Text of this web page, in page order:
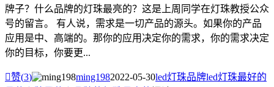
牌子？什么品牌的灯珠最亮的？这是上周同学在灯珠教授公众
号的留言。 有人说，需求是一切产品的源头。如果你的产品
应用是中、高端的。那你的应用决定你的需求，你的需求决定
你的目标，你要更...
赞(3) ming1982022-05-30led灯珠品牌led灯珠最好的